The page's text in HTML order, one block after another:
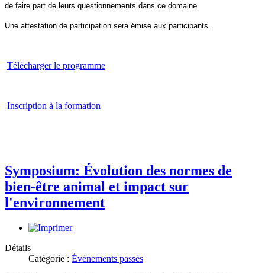
de faire part de leurs questionnements dans ce domaine.
Une attestation de participation sera émise aux participants.
Télécharger le programme
Inscription à la formation
Symposium: Évolution des normes de
bien-être animal et impact sur
l'environnement
Détails
Catégorie : Événements passés